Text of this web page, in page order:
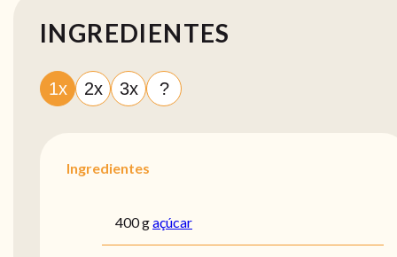
INGREDIENTES
1x 2x 3x ?
Ingredientes
400 gaçúcar